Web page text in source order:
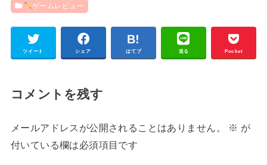
ゲームレビュー
ツイート シェア はてブ 送る Pocket
コメントを残す
メールアドレスが公開されることはありません。 ※ が
付いている欄は必須項目です